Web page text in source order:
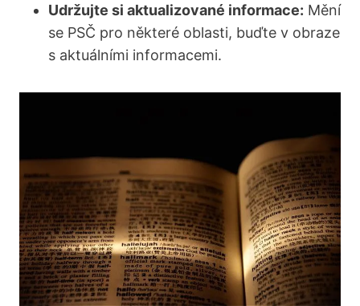
Udržujte si aktualizované informace: Mění
se PSČ pro některé oblasti, buďte v obraze
s aktuálními informacemi.